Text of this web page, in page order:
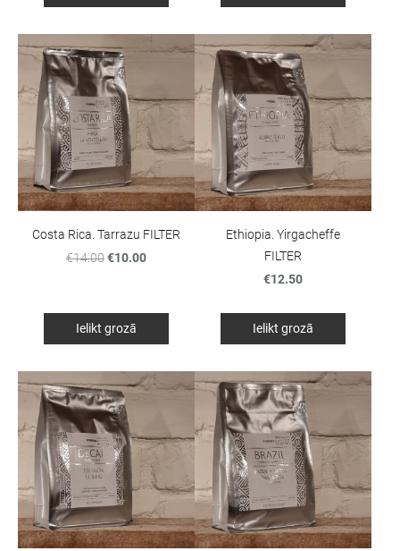
Costa Rica. Tarrazu FILTER
€14.00€10.00
Ielikt grozā
Ethiopia. Yirgacheffe
FILTER
€12.50
Ielikt grozā